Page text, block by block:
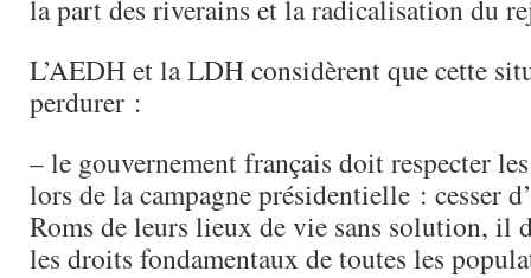
la part des riverains et la radicalisation du
L’AEDH et la LDH considèrent que cette
perdurer :
– le gouvernement français doit respecter
lors de la campagne présidentielle : cesser
Roms de leurs lieux de vie sans solution, il
les droits fondamentaux de toutes les